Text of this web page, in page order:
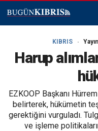
KIBRIS
Harup
EZKOOP Başkanı Hürrem
belirterek, hükümetin
gerektiğini vurguladı.
ve işleme